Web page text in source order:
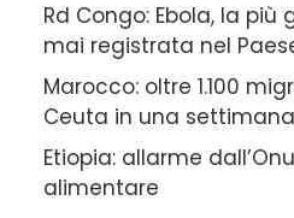
Rd Congo: Ebola, la
mai registrata nel
Marocco: oltre 1.100
Ceuta in una settimana
Etiopia: allarme
alimentare